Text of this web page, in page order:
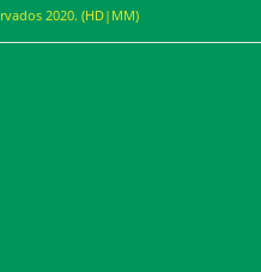
2020. (HD|MM)